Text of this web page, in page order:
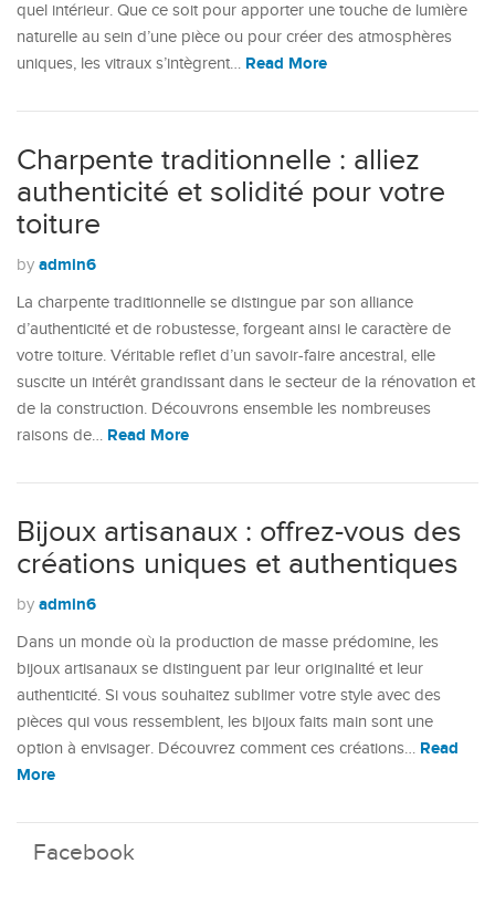
quel intérieur. Que ce soit pour apporter une touche de lumière
naturelle au sein d’une pièce ou pour créer des atmosphères
uniques, les vitraux s’intègrent… Read More
Charpente traditionnelle : alliez
authenticité et solidité pour votre
toiture
by admin6
La charpente traditionnelle se distingue par son alliance
d’authenticité et de robustesse, forgeant ainsi le caractère de
votre toiture. Véritable reflet d’un savoir-faire ancestral, elle
suscite un intérêt grandissant dans le secteur de la rénovation et
de la construction. Découvrons ensemble les nombreuses
raisons de… Read More
Bijoux artisanaux : offrez-vous des
créations uniques et authentiques
by admin6
Dans un monde où la production de masse prédomine, les
bijoux artisanaux se distinguent par leur originalité et leur
authenticité. Si vous souhaitez sublimer votre style avec des
pièces qui vous ressemblent, les bijoux faits main sont une
option à envisager. Découvrez comment ces créations… Read
More
Facebook